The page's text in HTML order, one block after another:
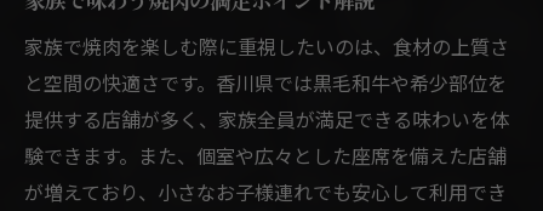
家族で焼肉を楽しむ際に重視したいのは、食材の上質さ
と空間の快適さです。香川県では黒毛和牛や希少部位を
提供する店舗が多く、家族全員が満足できる味わいを体
験できます。また、個室や広々とした座席を備えた店舗
が増えており、小さなお子様連れでも安心して利用でき